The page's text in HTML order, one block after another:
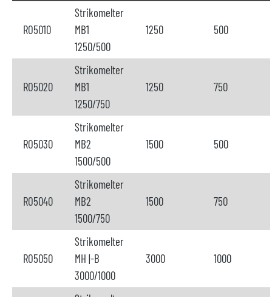
RO5010
Strikomelter
MB1
1250/500
1250 500
RO5020
Strikomelter
MB1
1250/750
1250 750
RO5030
Strikomelter
MB2
1500/500
1500 500
RO5040
Strikomelter
MB2
1500/750
1500 750
RO5050
Strikomelter
MH |-B
3000/1000
3000 1000